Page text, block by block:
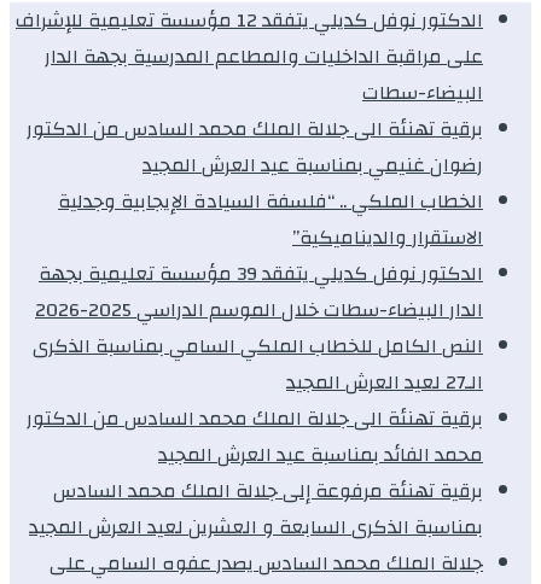
الدكتور نوفل كديلي يتفقد 12 مؤسسة تعليمية للإشراف
على مراقبة الداخليات والمطاعم المدرسية بجهة الدار
البيضاء-سطات
برقية تهنئة الى جلالة الملك محمد السادس من الدكتور
رضوان غنيمي بمناسبة عيد العرش المجيد
الخطاب الملكي .. “فلسفة السيادة الإيجابية وجدلية
الاستقرار والديناميكية”
الدكتور نوفل كديلي يتفقد 39 مؤسسة تعليمية بجهة
الدار البيضاء-سطات خلال الموسم الدراسي 2025-2026
النص الكامل للخطاب الملكي السامي بمناسبة الذكرى
الـ27 لعيد العرش المجيد
برقية تهنئة الى جلالة الملك محمد السادس من الدكتور
محمد الفائد بمناسبة عيد العرش المجيد
برقية تهنئة مرفوعة إلى جلالة الملك محمد السادس
بمناسبة الذكرى السابعة و العشرين لعيد العرش المجيد
جلالة الملك محمد السادس يصدر عفوه السامي على